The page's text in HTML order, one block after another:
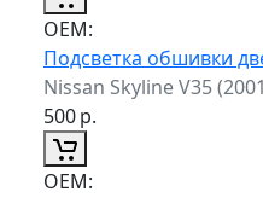
ОЕМ:
Подсветка обшивки
Nissan Skyline V35
500р.
ОЕМ: